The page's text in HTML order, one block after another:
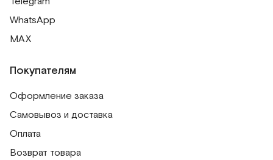
WhatsApp
MAX
Покупателям
Оформление заказа
Самовывоз и доставка
Оплата
Возврат товара